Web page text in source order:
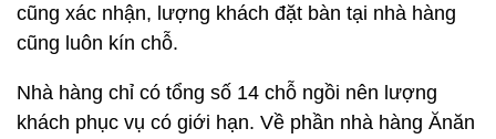
cũng xác nhận, lượng khách đặt bàn tại nhà hàng
cũng luôn kín chỗ.
Nhà hàng chỉ có tổng số 14 chỗ ngồi nên lượng
khách phục vụ có giới hạn. Về phần nhà hàng Ănăn